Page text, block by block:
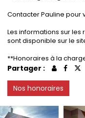
Contacter Pauline pour
Les informations sur
sont disponible sur le
**Honoraires à la
Partager :
Nos honoraires